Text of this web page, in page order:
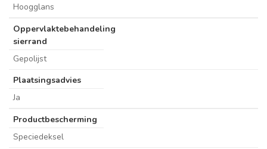
Hoogglans
Oppervlaktebehandeling
sierrand
Gepolijst
Plaatsingsadvies
Ja
Productbescherming
Speciedeksel